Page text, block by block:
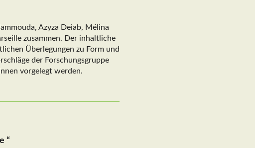
Azyza Deiab, Mélina
zusammen. Der inhaltliche
Überlegungen zu Form und
der Forschungsgruppe
vorgelegt werden.
“